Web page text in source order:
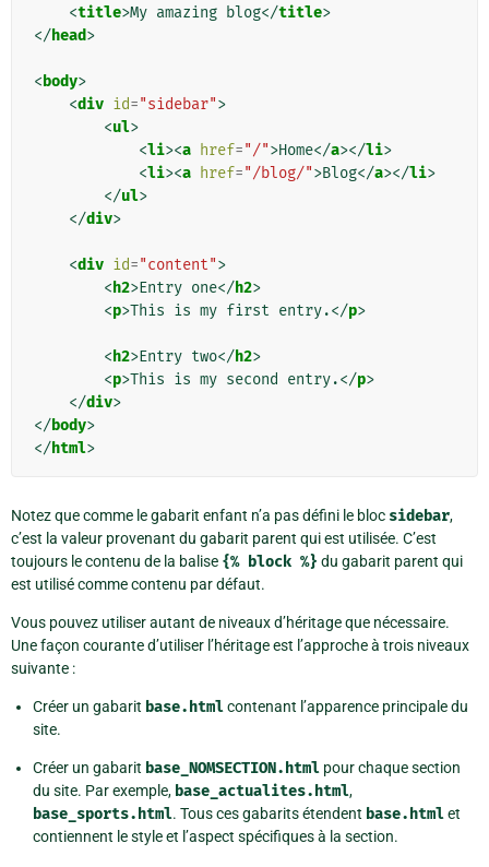
<title>My amazing blog</title>
</head>
<body>
<div id="sidebar">
<ul>
<li><a href="/">Home</a></li>
<li><a href="/blog/">Blog</a></li>
</ul>
</div>
<div id="content">
<h2>Entry one</h2>
<p>This is my first entry.</p>
<h2>Entry two</h2>
<p>This is my second entry.</p>
</div>
</body>
</html>
Notez que comme le gabarit enfant n’a pas défini le bloc sidebar,
c’est la valeur provenant du gabarit parent qui est utilisée. C’est
toujours le contenu de la balise {% block %} du gabarit parent qui
est utilisé comme contenu par défaut.
Vous pouvez utiliser autant de niveaux d’héritage que nécessaire.
Une façon courante d’utiliser l’héritage est l’approche à trois niveaux
suivante :
Créer un gabarit base.htmlcontenant l’apparence principale du
site.
Créer un gabarit base_NOMSECTION.html pour chaque section
du site. Par exemple, base_actualites.html,
base_sports.html. Tous ces gabarits étendent base.htmlet
contiennent le style et l’aspect spécifiques à la section.